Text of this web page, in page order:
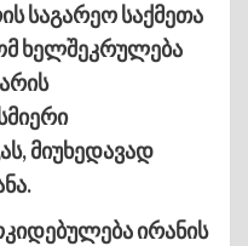
საგარეო საქმეთა
ხელშეკრულება
მიუხედავად
ირანის